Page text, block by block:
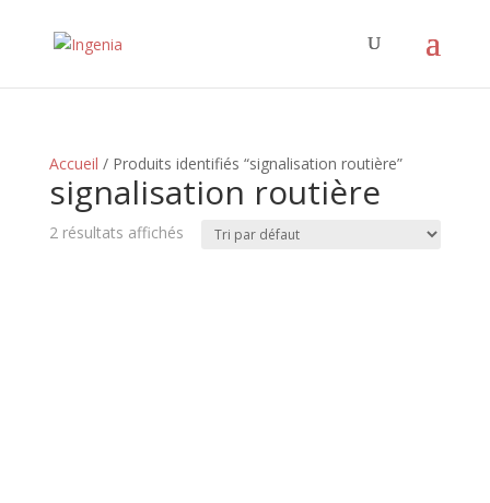
Accueil / Produits identifiés “signalisation routière”
signalisation routière
2 résultats affichés